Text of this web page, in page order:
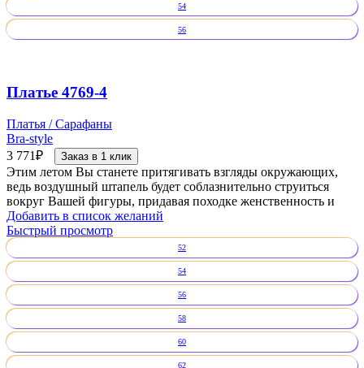
54
56
Платье 4769-4
Платья / Сарафаны
Bra-style
3 771₽ Заказ в 1 клик
Этим летом Вы станете притягивать взгляды окружающих,
ведь воздушный штапель будет соблазнительно струиться
вокруг Вашей фигуры, придавая походке женственность и
Добавить в список желаний
Быстрый просмотр
52
54
56
58
60
62